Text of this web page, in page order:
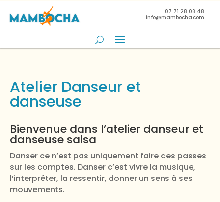
07 71 28 08 48
info@mambocha.com
Atelier Danseur et
danseuse
Bienvenue dans l’atelier danseur et
danseuse salsa
Danser ce n’est pas uniquement faire des passes
sur les comptes. Danser c’est vivre la musique,
l’interpréter, la ressentir, donner un sens à ses
mouvements.